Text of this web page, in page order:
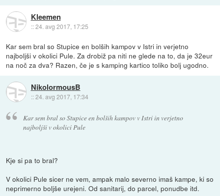
Kleemen
::24. avg 2017, 17:25
Kar sem bral so Stupice en bolših kampov v Istri in verjetno
najboljši v okolici Pule. Za drobiž pa niti ne glede na to, da je 32eur
na noč za dva? Razen, če je s kamping kartico toliko bolj ugodno.
NikolormousB
::24. avg 2017, 17:34
Kar sem bral so Stupice en bolših kampov v Istri in verjetno
najboljši v okolici Pule
Kje si pa to bral?
V okolici Pule sicer ne vem, ampak malo severno imaš kampe, ki so
neprimerno boljše urejeni. Od sanitarij, do parcel, ponudbe itd.